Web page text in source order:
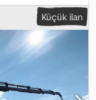
1.220 mm, çatalların
, arka lastik
yükseklik: 1.750 mm,
mm, yakıt:dizel
auxiliary
+ roof window - 2
system with
Küçük ilan